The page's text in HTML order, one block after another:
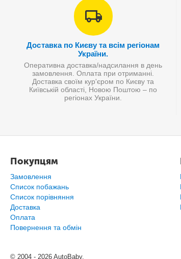
Доставка по Києву та всім регіонам
України.
Оперативна доставка/надсилання в день
замовлення. Оплата при отриманні.
Доставка своїм кур'єром по Києву та
Київській області, Новою Поштою – по
регіонах України.
Покупцям
Замовлення
Список побажань
Cписок порівняння
Доставка
Оплата
Повернення та обмін
© 2004 - 2026 AutoBaby.